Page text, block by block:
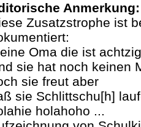
Anmerkung:
Zusatzstrophe ist
Oma die ist
sie hat noch keinen
sie freut aber
sie Schlittschu[h]
holahoho ...